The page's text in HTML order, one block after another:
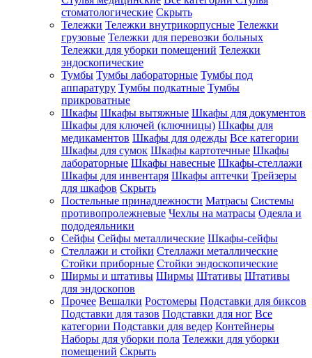
стоматологические Скрыть
Тележки Тележки внутрикорпусные Тележки
грузовые Тележки для перевозки больных
Тележки для уборки помещений Тележки
эндоскопические
Тумбы Тумбы лабораторные Тумбы под
аппаратуру Тумбы подкатные Тумбы
прикроватные
Шкафы Шкафы вытяжные Шкафы для документов
Шкафы для ключей (ключницы) Шкафы для
медикаментов Шкафы для одежды Все категории
Шкафы для сумок Шкафы картотечные Шкафы
лабораторные Шкафы навесные Шкафы-стеллажи
Шкафы для инвентаря Шкафы аптечки Трейзеры
для шкафов Скрыть
Постельные принадлежности Матрасы Системы
противопролежневые Чехлы на матрасы Одеяла и
пододеяльники
Сейфы Сейфы металлические Шкафы-сейфы
Стеллажи и стойки Стеллажи металлические
Стойки приборные Стойки эндоскопические
Ширмы и штативы Ширмы Штативы Штативы
для эндоскопов
Прочее Вешалки Ростомеры Подставки для биксов
Подставки для тазов Подставки для ног Все
категории Подставки для ведер Контейнеры
Наборы для уборки пола Тележки для уборки
помещений Скрыть